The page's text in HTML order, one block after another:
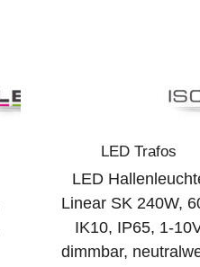
LED Trafos
LED
Linear SK 240W,
IK10, IP65, 1-
dimmbar,